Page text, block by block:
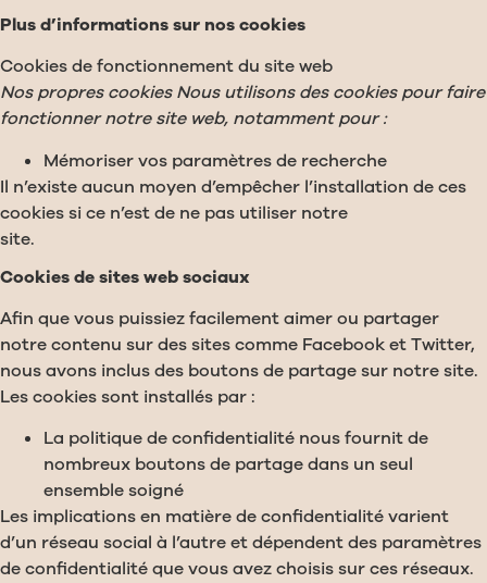
Plus d’informations sur nos cookies
Cookies de fonctionnement du site web
Nos propres cookies Nous utilisons des cookies pour faire
fonctionner notre site web, notamment pour :
Mémoriser vos paramètres de recherche
Il n’existe aucun moyen d’empêcher l’installation de ces
cookies si ce n’est de ne pas utiliser notre
site.
Cookies de sites web sociaux
Afin que vous puissiez facilement aimer ou partager
notre contenu sur des sites comme Facebook et Twitter,
nous avons inclus des boutons de partage sur notre site.
Les cookies sont installés par :
La politique de confidentialité nous fournit de
nombreux boutons de partage dans un seul
ensemble soigné
Les implications en matière de confidentialité varient
d’un réseau social à l’autre et dépendent des paramètres
de confidentialité que vous avez choisis sur ces réseaux.